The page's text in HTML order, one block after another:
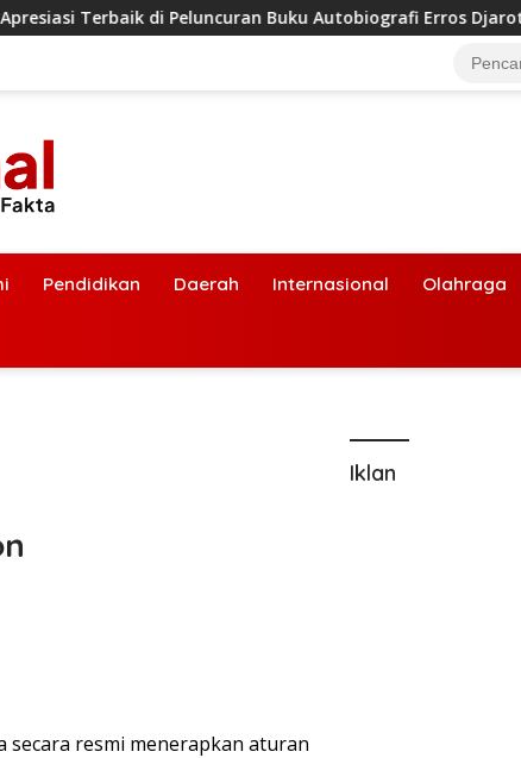
Peluncuran Buku Autobiografi Erros Djarot Volume 2 dan 3
Pendidikan Daerah Internasional Olahraga
secara resmi menerapkan aturan
Iklan